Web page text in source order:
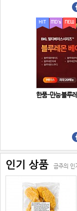
한품-만능블루
인기 상품 금주의 인